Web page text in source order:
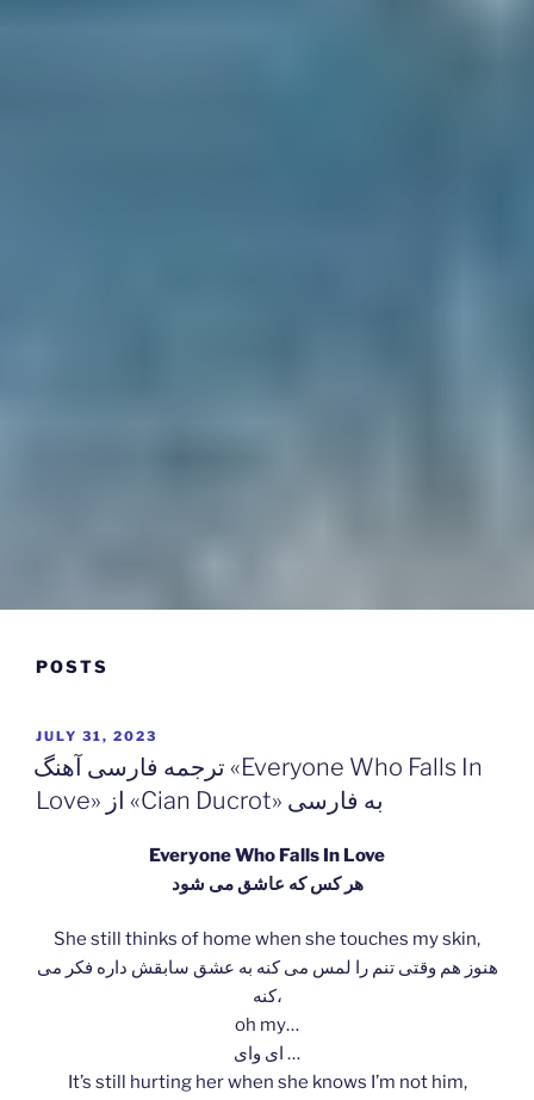
وبگاه دکتر محمد داراب پور
POSTS
POSTED
ON
JULY 31, 2023
ترجمه فارسی آهنگ «Everyone Who Falls In
Love» از «Cian Ducrot» به فارسی
Everyone Who Falls In Love
هر کس که عاشق می شود
She still thinks of home when she touches my skin,
هنوز هم وقتی تنم را لمس می کنه به عشق سابقش داره فکر می
کنه،
oh my…
ای وای …
It’s still hurting her when she knows I’m not him,